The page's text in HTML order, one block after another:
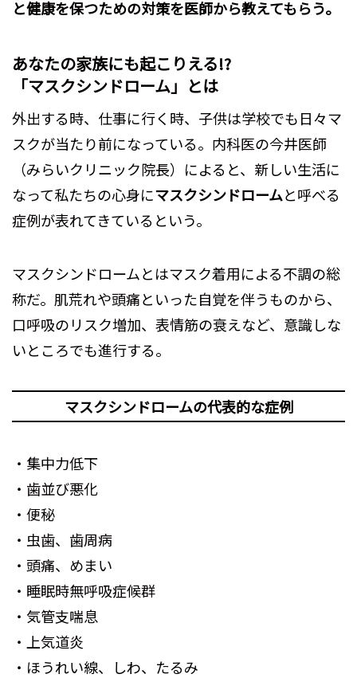
と健康を保つための対策を医師から教えてもらう。
あなたの家族にも起こりえる!?
「マスクシンドローム」とは
外出する時、仕事に行く時、子供は学校でも日々マ
スクが当たり前になっている。内科医の今井医師
（みらいクリニック院長）によると、新しい生活に
なって私たちの心身にマスクシンドロームと呼べる
症例が表れてきているという。
マスクシンドロームとはマスク着用による不調の総
称だ。肌荒れや頭痛といった自覚を伴うものから、
口呼吸のリスク増加、表情筋の衰えなど、意識しな
いところでも進行する。
マスクシンドロームの代表的な症例
・集中力低下
・歯並び悪化
・便秘
・虫歯、歯周病
・頭痛、めまい
・睡眠時無呼吸症候群
・気管支喘息
・上気道炎
・ほうれい線、しわ、たるみ